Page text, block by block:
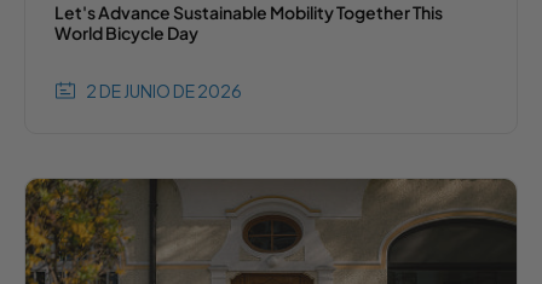
Let's Advance Sustainable Mobility Together This
World Bicycle Day
2 DE JUNIO DE 2026